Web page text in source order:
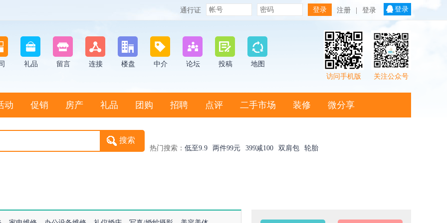
通行证 注册 登录 登录
礼品 留言 连接 楼盘 中介 论坛 投稿
地图
关注公众号
访问手机版
动 促销 房产 礼品 团购 招聘 点评 二手市场 装修 微分享
热门搜索： 低至9.9 两件99元 399减100 双肩包 轮胎